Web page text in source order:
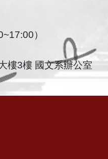
）
樓3樓 國文系辦公室